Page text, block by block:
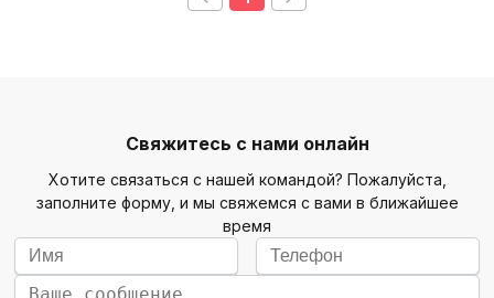
Свяжитесь с нами онлайн
Хотите связаться с нашей командой? Пожалуйста,
заполните форму, и мы свяжемся с вами в ближайшее
время